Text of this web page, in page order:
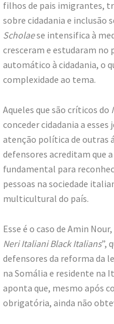
filhos de pais imigrantes,
sobre cidadania e inclusão
Scholaese intensifica à
cresceram e estudaram no
automático à cidadania, o
complexidade ao tema.
Aqueles que são críticos do
conceder cidadania a esses
atenção política de outras
defensores acreditam que
fundamental para
pessoas na sociedade
multicultural do país.
Esse é o caso de Amin
Neri Italiani Black Italians”,
defensores da reforma da
na Somália e residente na
aponta que, mesmo após
obrigatória, ainda não